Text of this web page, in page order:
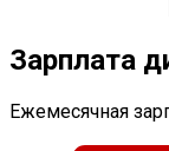
Зарплата
Ежемесячная